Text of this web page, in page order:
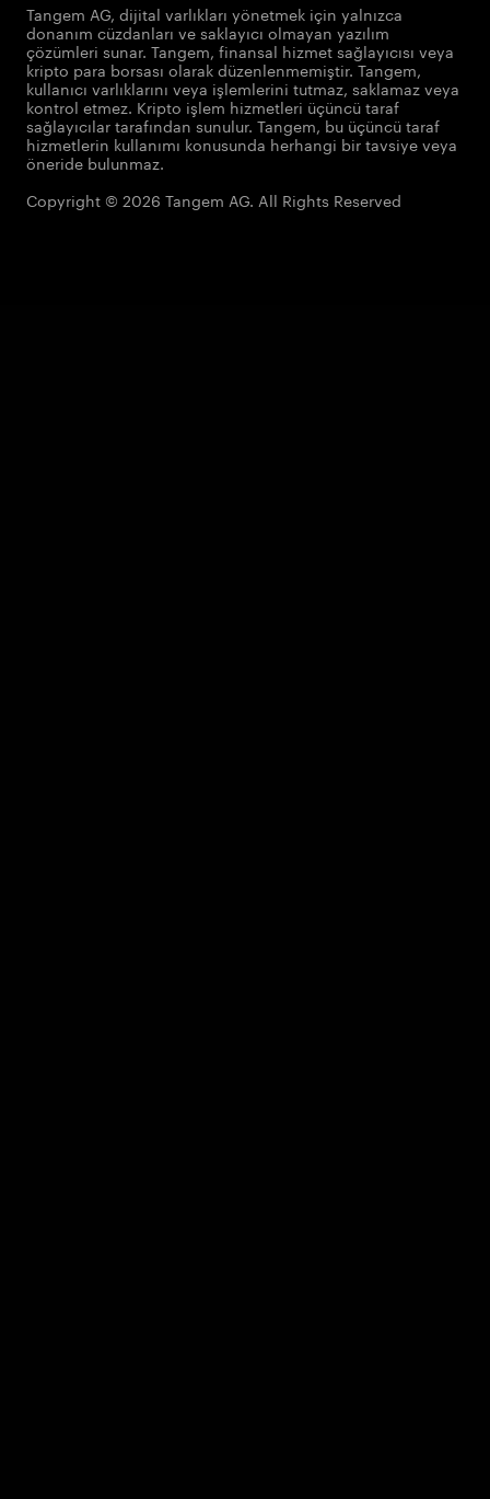
Tangem AG, dijital varlıkları yönetmek için yalnızca
donanım cüzdanları ve saklayıcı olmayan yazılım
çözümleri sunar. Tangem, finansal hizmet sağlayıcısı veya
kripto para borsası olarak düzenlenmemiştir. Tangem,
kullanıcı varlıklarını veya işlemlerini tutmaz, saklamaz veya
kontrol etmez. Kripto işlem hizmetleri üçüncü taraf
sağlayıcılar tarafından sunulur. Tangem, bu üçüncü taraf
hizmetlerin kullanımı konusunda herhangi bir tavsiye veya
öneride bulunmaz.